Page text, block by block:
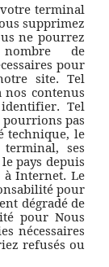
terminal
supprimez
ne pourrez
de
pour
site. Tel
nos contenus
Tel
pourrions pas
technique, le
ses
pays depuis
à Internet. Le
pour
dégradé de
pour Nous
nécessaires
refusés ou